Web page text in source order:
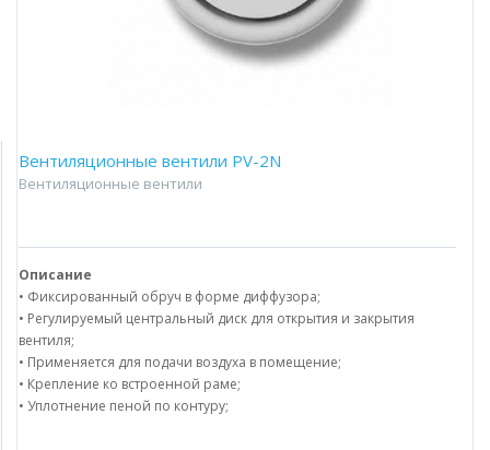
Вентиляционные вентили PV-2N
Вентиляционные вентили
Описание
• Фиксированный обруч в форме диффузора;
• Регулируемый центральный диск для открытия и закрытия
вентиля;
• Применяется для подачи воздуха в помещение;
• Крепление ко встроенной раме;
• Уплотнение пеной по контуру;